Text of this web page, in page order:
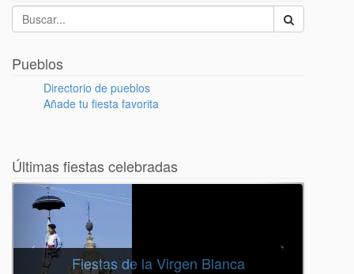
Pueblos
Directorio de pueblos
Añade tu fiesta favorita
Últimas fiestas celebradas
Fiestas de la Virgen Blanca